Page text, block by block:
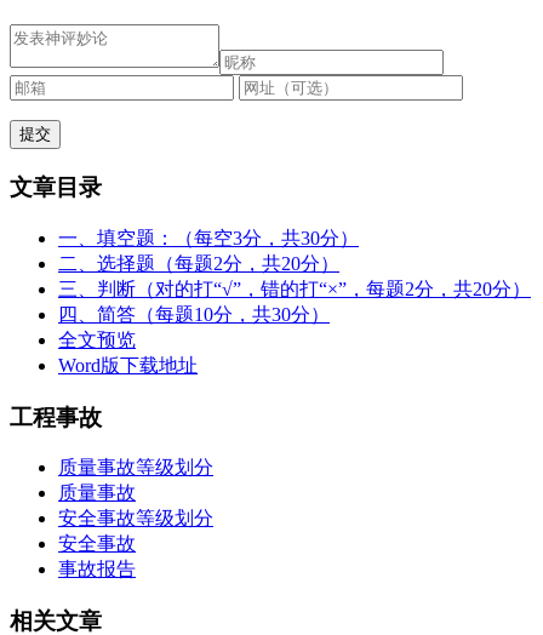
文章目录
一、填空题：（每空3分，共30分）
二、选择题（每题2分，共20分）
三、判断（对的打“√”，错的打“×”，每题2分，共20分）
四、简答（每题10分，共30分）
全文预览
Word版下载地址
工程事故
质量事故等级划分
质量事故
安全事故等级划分
安全事故
事故报告
相关文章